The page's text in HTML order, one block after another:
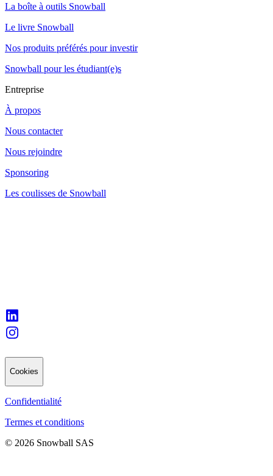
La boîte à outils Snowball
Le livre Snowball
Nos produits préférés pour investir
Snowball pour les étudiant(e)s
Entreprise
À propos
Nous contacter
Nous rejoindre
Sponsoring
Les coulisses de Snowball
Cookies
Confidentialité
Termes et conditions
© 2026 Snowball SAS